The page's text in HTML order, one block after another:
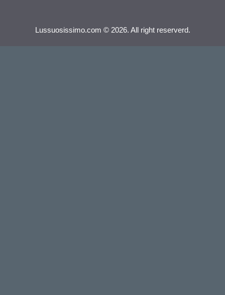
Lussuosissimo.com © 2026. All right reserverd.